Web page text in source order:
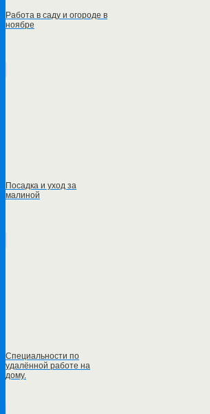
Работа в саду и огороде в
ноябре
Посадка и уход за
малиной
Специальности по
удалённой работе на
дому.